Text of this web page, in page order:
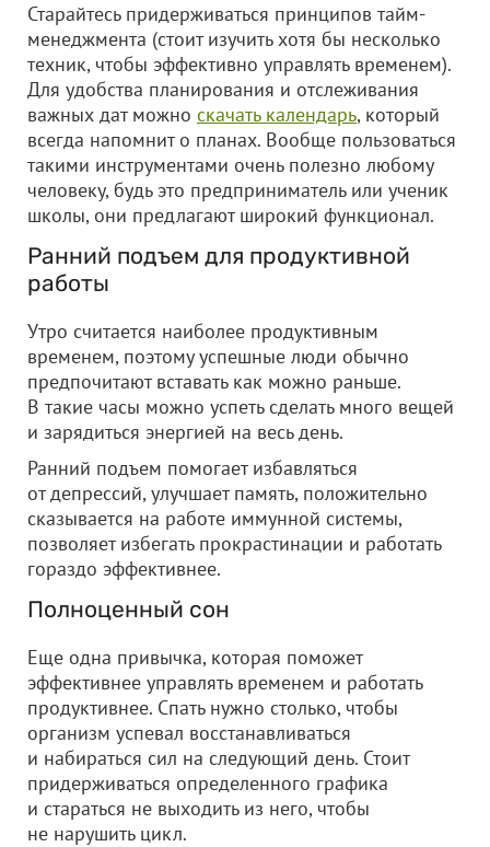
Старайтесь придерживаться принципов тайм-
менеджмента (стоит изучить хотя бы несколько
техник, чтобы эффективно управлять временем).
Для удобства планирования и отслеживания
важных дат можно скачать календарь, который
всегда напомнит о планах. Вообще пользоваться
такими инструментами очень полезно любому
человеку, будь это предприниматель или ученик
школы, они предлагают широкий функционал.
Ранний подъем для продуктивной
работы
Утро считается наиболее продуктивным
временем, поэтому успешные люди обычно
предпочитают вставать как можно раньше.
В такие часы можно успеть сделать много вещей
и зарядиться энергией на весь день.
Ранний подъем помогает избавляться
от депрессий, улучшает память, положительно
сказывается на работе иммунной системы,
позволяет избегать прокрастинации и работать
гораздо эффективнее.
Полноценный сон
Еще одна привычка, которая поможет
эффективнее управлять временем и работать
продуктивнее. Спать нужно столько, чтобы
организм успевал восстанавливаться
и набираться сил на следующий день. Стоит
придерживаться определенного графика
и стараться не выходить из него, чтобы
не нарушить цикл.